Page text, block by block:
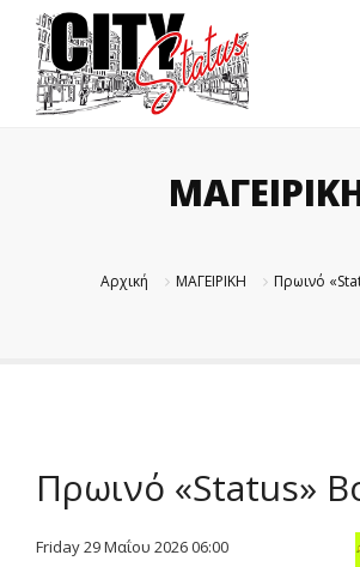
Αρχική ΜΑΓΕΙΡΙΚΗ Πρωινό
Πρωινό «Status»
Friday 29 Μαΐου 2026 06:00